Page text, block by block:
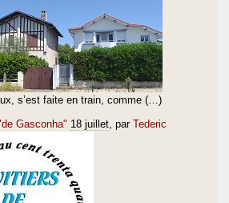
s’est faite en train, comme (…)
Gasconha" 18 juillet , par Tederic